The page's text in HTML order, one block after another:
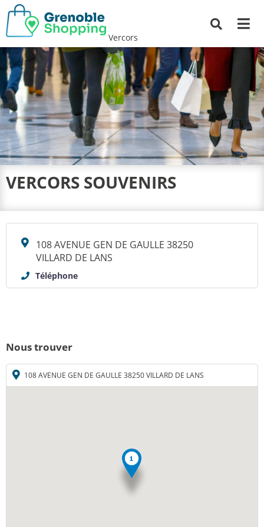
Vercors
VERCORS SOUVENIRS
108 AVENUE GEN DE GAULLE 38250
VILLARD DE LANS
Téléphone
Nous trouver
108 AVENUE GEN DE GAULLE 38250 VILLARD DE LANS